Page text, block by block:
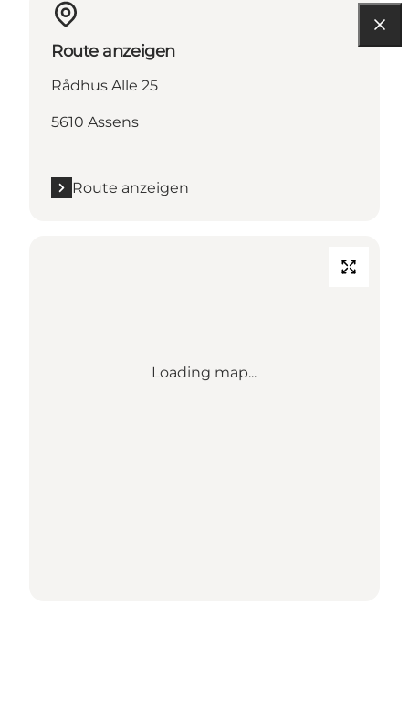
Route anzeigen
Rådhus Alle 25
5610 Assens
Route anzeigen
Loading map...